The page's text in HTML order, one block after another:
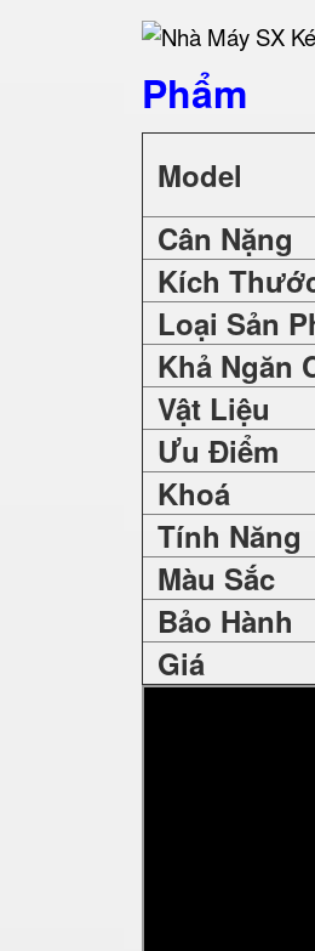
Phẩm
Model
Cân Nặng
Kích
Loại Sản
Khả Ngăn
Vật Liệu
Ưu Điểm
Khoá
Tính Năng
Màu Sắc
Bảo Hành
Giá